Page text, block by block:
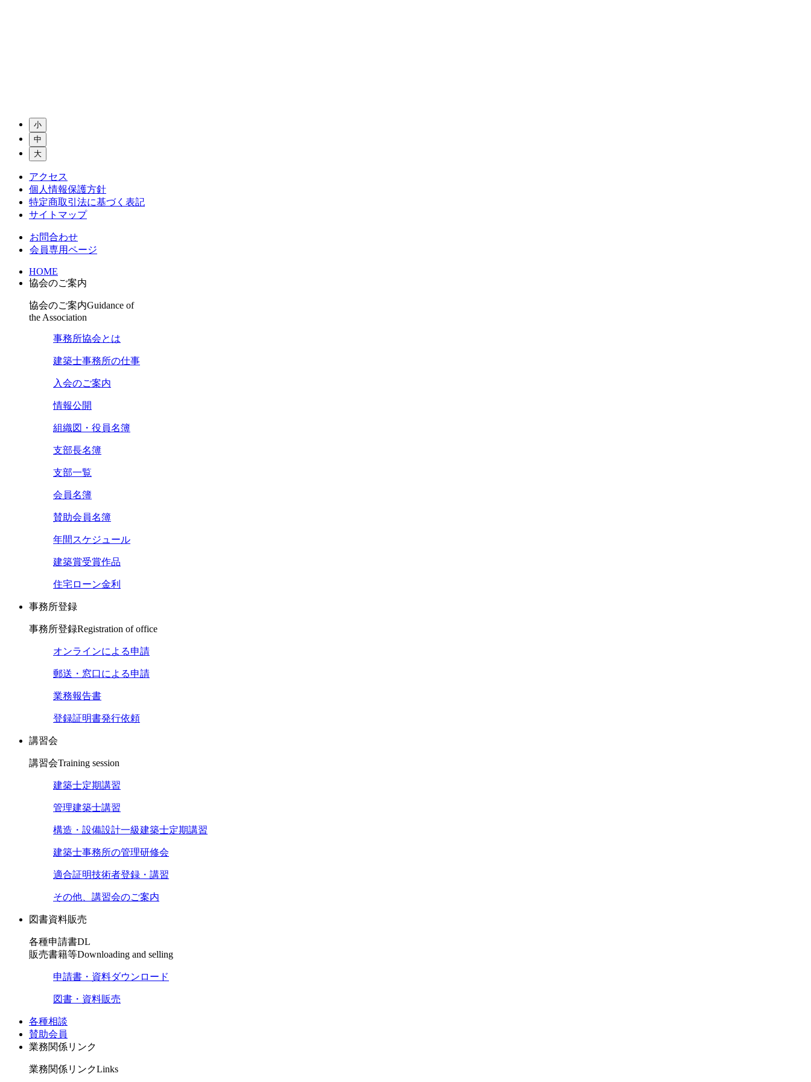
小
中
大
アクセス
個人情報保護方針
特定商取引法に基づく表記
サイトマップ
お問合わせ
会員専用ページ
HOME
協会のご案内
協会のご案内Guidance of
the Association
事務所協会とは
建築士事務所の仕事
入会のご案内
情報公開
組織図・役員名簿
支部長名簿
支部一覧
会員名簿
賛助会員名簿
年間スケジュール
建築賞受賞作品
住宅ローン金利
事務所登録
事務所登録Registration of office
オンラインによる申請
郵送・窓口による申請
業務報告書
登録証明書発行依頼
講習会
講習会Training session
建築士定期講習
管理建築士講習
構造・設備設計一級建築士定期講習
建築士事務所の管理研修会
適合証明技術者登録・講習
その他、講習会のご案内
図書資料販売
各種申請書DL
販売書籍等Downloading and selling
申請書・資料ダウンロード
図書・資料販売
各種相談
賛助会員
業務関係リンク
業務関係リンクLinks